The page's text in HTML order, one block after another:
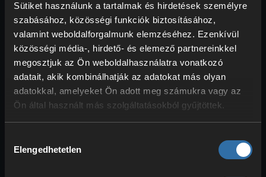
Sütiket használunk a tartalmak és hirdetések személyre
szabásához, közösségi funkciók biztosításához,
valamint weboldalforgalmunk elemzéséhez. Ezenkívül
közösségi média-, hirdető- és elemező partnereinkkel
megosztjuk az Ön weboldalhasználatra vonatkozó
adatait, akik kombinálhatják az adatokat más olyan
adatokkal, amelyeket Ön adott meg számukra vagy az
Ön által használt más szolgáltatásokból gyűjtöttek.
kiválasztása
Elengedhetetlen
Mentés letöltése a Don't Starve
Togetherben
Ebben a cikkben megmutatjuk, hogyan töltheted
le a Don’t Starve Together játékmentésedet.
Tipp: Javasoljuk egy …
Modok telepítése a Don't Starve
Togetherben
Ehhez egy FTP-klienst kell használnod, például a